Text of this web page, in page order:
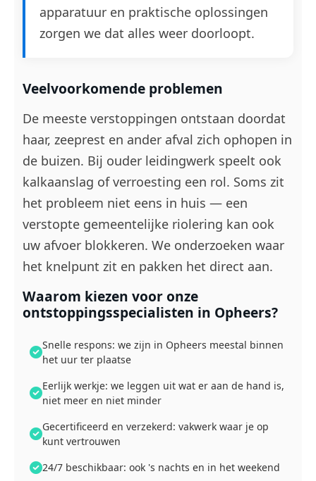
apparatuur en praktische oplossingen
zorgen we dat alles weer doorloopt.
Veelvoorkomende problemen
De meeste verstoppingen ontstaan doordat
haar, zeeprest en ander afval zich ophopen in
de buizen. Bij ouder leidingwerk speelt ook
kalkaanslag of verroesting een rol. Soms zit
het probleem niet eens in huis — een
verstopte gemeentelijke riolering kan ook
uw afvoer blokkeren. We onderzoeken waar
het knelpunt zit en pakken het direct aan.
Waarom kiezen voor onze
ontstoppingsspecialisten in Opheers?
Snelle respons: we zijn in Opheers meestal binnen
het uur ter plaatse
Eerlijk werkje: we leggen uit wat er aan de hand is,
niet meer en niet minder
Gecertificeerd en verzekerd: vakwerk waar je op
kunt vertrouwen
24/7 beschikbaar: ook 's nachts en in het weekend